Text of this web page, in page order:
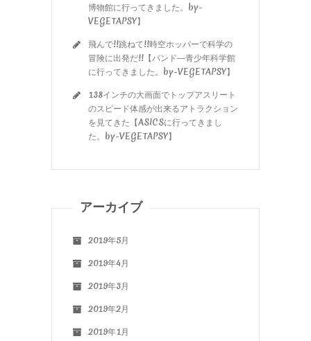
博物館に行ってきました。by-
VEGETAPSY】
飛んで!!跳ねて!!時空ホッパーで科学の
冒険に出発だ!!【バンド―青少年科学館
に行ってきました。by-VEGETAPSY】
138インチの大画面でトップアスリート
のスピード体感が出来るアトラクション
を見てきた【ASICSに行ってきまし
た。by-VEGETAPSY】
アーカイブ
2019年5月
2019年4月
2019年3月
2019年2月
2019年1月